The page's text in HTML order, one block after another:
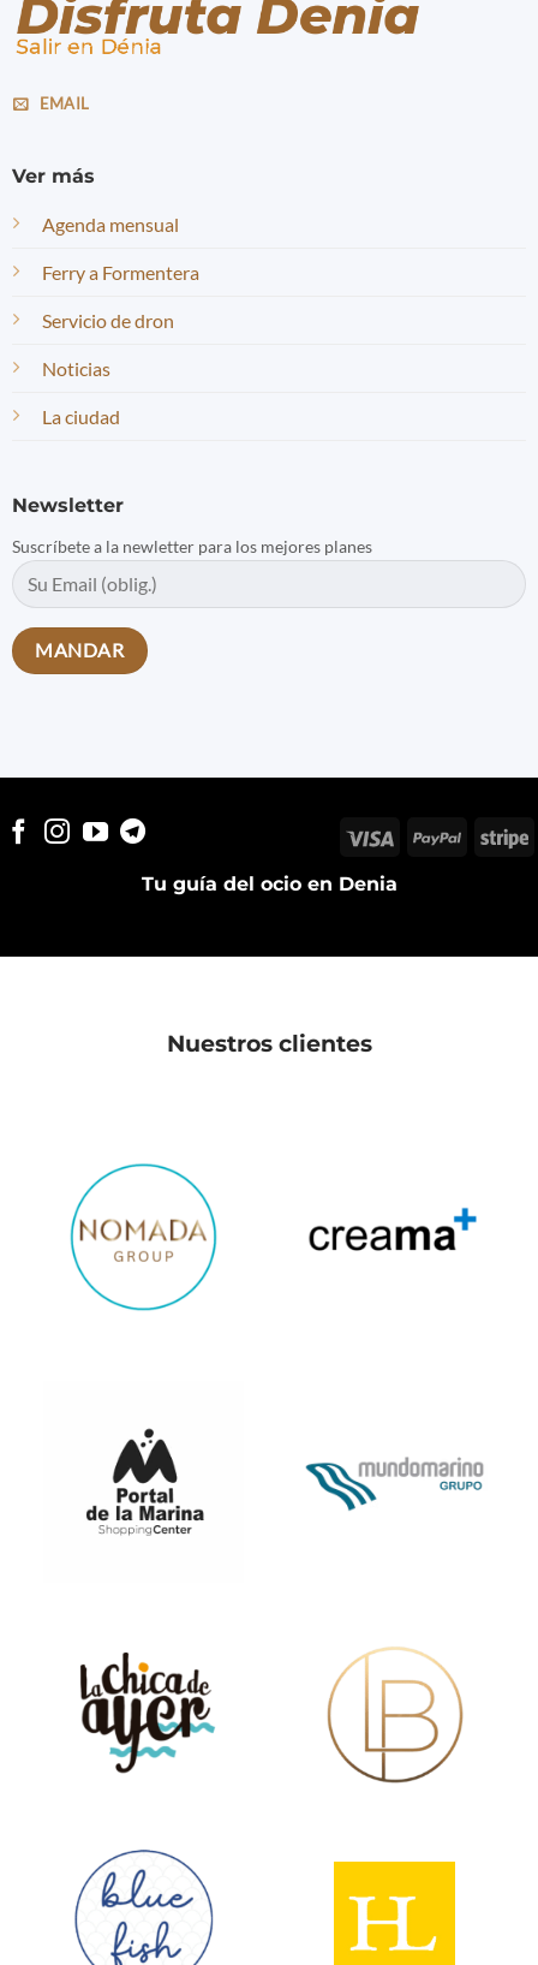
EMAIL
Ver más
Agenda mensual
Ferry a Formentera
Servicio de dron
Noticias
La ciudad
Newsletter
Suscríbete a la newletter para los mejores planes
Tu guía del ocio en Denia
Visa PayPal
Nuestros clientes